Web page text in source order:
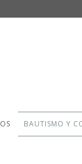
BAUTISMO Y